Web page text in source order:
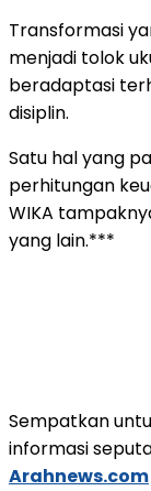
Transformasi
menjadi tolok
beradaptasi
disiplin.
Satu hal yang
perhitungan
WIKA
yang lain.***
Sempatkan
informasi
Arahnews.com